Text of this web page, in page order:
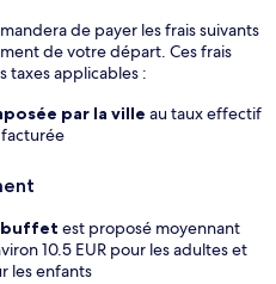
de payer les frais suivants
de votre départ. Ces frais
taxes applicables :
par la ville au taux effectif
facturée
buffet est proposé moyennant
10.5 EUR pour les adultes et
les enfants